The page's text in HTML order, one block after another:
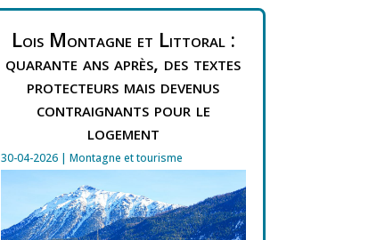
Lois Montagne et Littoral :
quarante ans après, des textes
protecteurs mais devenus
contraignants pour le
logement
30-04-2026| Montagne et tourisme